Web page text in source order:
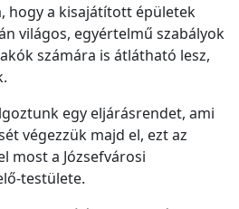
hogy a kisajátított épületek
világos, egyértelmű szabályok
számára is átlátható lesz,
egy eljárásrendet, ami
végezzük majd el, ezt az
most a Józsefvárosi
testülete.